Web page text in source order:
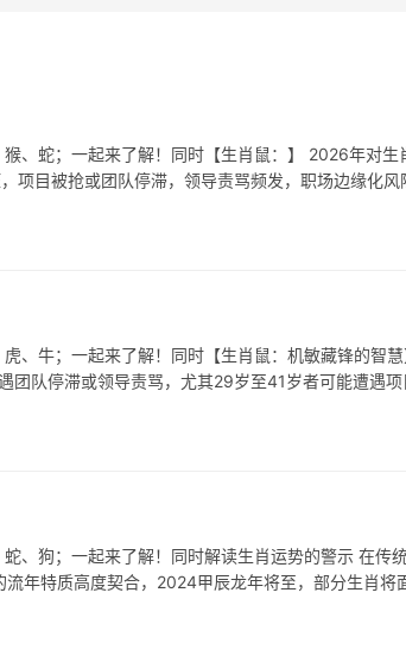
、蛇；一起来了解！同时【生肖鼠：】 2026年对生
项目被抢或团队停滞，领导责骂频发，职场边缘化风
、牛；一起来了解！同时【生肖鼠：机敏藏锋的智慧
团队停滞或领导责骂，尤其29岁至41岁者可能遭遇项
、狗；一起来了解！同时解读生肖运势的警示 在传
年特质高度契合，2024甲辰龙年将至，部分生肖将